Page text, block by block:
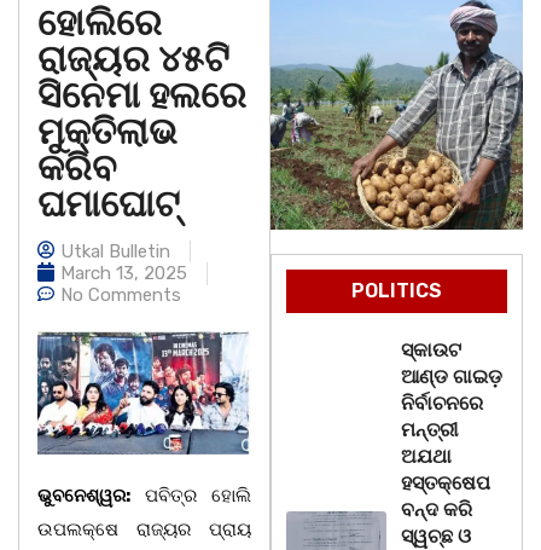
ହୋଲିରେ
ରାଜ୍ୟର ୪୫ଟି
ସିନେମା ହଲରେ
ମୁକ୍ତିଲାଭ
କରିବ
ଘମାଘୋଟ୍‌
Utkal Bulletin
March 13, 2025
No Comments
ଭୁବନେଶ୍ୱର: ପବିତ୍ର ହୋଲି
ଉପଲକ୍ଷେ ରାଜ୍ୟର ପ୍ରାୟ
POLITICS
ସ୍କାଉଟ
ଆଣ୍ଡ ଗାଇଡ଼
ନିର୍ବାଚନରେ
ମନ୍ତ୍ରୀ
ଅଯଥା
ହସ୍ତକ୍ଷେପ
ବନ୍ଦ କରି
ସ୍ୱଚ୍ଛ ଓ